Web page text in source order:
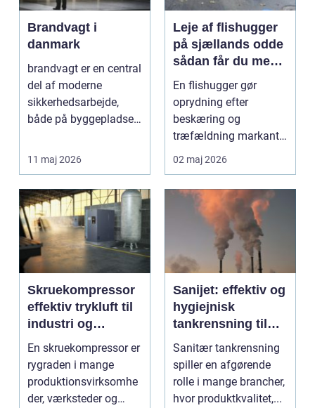
Brandvagt i
danmark
brandvagt er en central
del af moderne
sikkerhedsarbejde,
både på byggepladser,
11 maj 2026
Leje af flishugger
på sjællands odde
sådan får du mest
ud af arbejdet
En flishugger gør
oprydning efter
beskæring og
træfældning markant
lettere. I stedet for at
bruge we...
02 maj 2026
Skruekompressor
effektiv trykluft til
industri og
værksted
En skruekompressor er
rygraden i mange
produktionsvirksomhe
der, værksteder og
Sanijet: effektiv og
hygiejnisk
tankrensning til
krævende
industrier
Sanitær tankrensning
spiller en afgørende
rolle i mange brancher,
hvor produktkvalitet,...